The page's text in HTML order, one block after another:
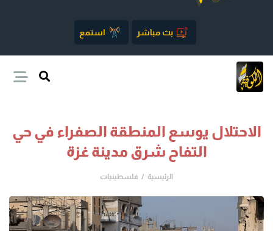
بث مباشر استمع
الاحتلال يوسع المنطقة الصفراء في حي
التفاح شرق مدينة غزة
الرئيسية فلسطينيات